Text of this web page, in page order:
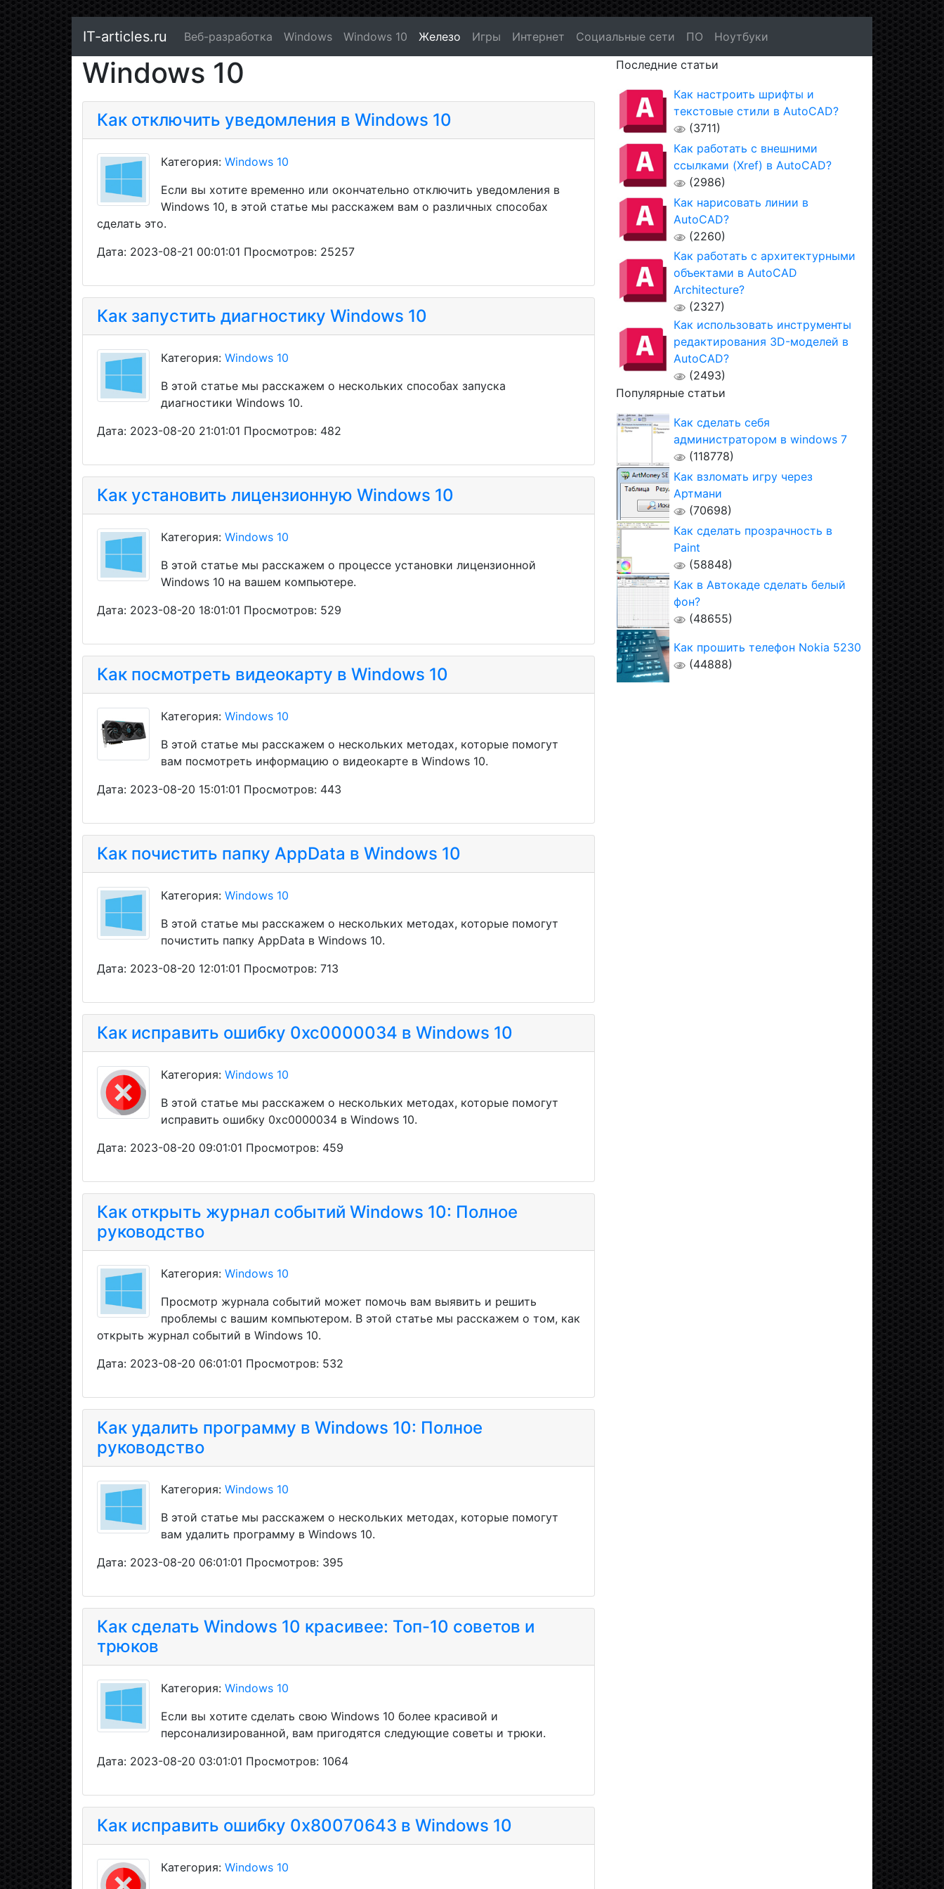
IT-articles.ru Веб-разработка Windows Windows 10 Железо Игры Интернет Социальные сети ПО Ноутбуки
Windows 10
Как отключить уведомления в Windows 10
Категория: Windows 10
Если вы хотите временно или окончательно отключить уведомления в
Windows 10, в этой статье мы расскажем вам о различных способах
сделать это.
Дата: 2023-08-21 00:01:01 Просмотров: 25257
Как запустить диагностику Windows 10
Категория: Windows 10
В этой статье мы расскажем о нескольких способах запуска
диагностики Windows 10.
Дата: 2023-08-20 21:01:01 Просмотров: 482
Как установить лицензионную Windows 10
Категория: Windows 10
В этой статье мы расскажем о процессе установки лицензионной
Windows 10 на вашем компьютере.
Дата: 2023-08-20 18:01:01 Просмотров: 529
Как посмотреть видеокарту в Windows 10
Категория: Windows 10
В этой статье мы расскажем о нескольких методах, которые помогут
вам посмотреть информацию о видеокарте в Windows 10.
Дата: 2023-08-20 15:01:01 Просмотров: 443
Как почистить папку AppData в Windows 10
Категория: Windows 10
В этой статье мы расскажем о нескольких методах, которые помогут
почистить папку AppData в Windows 10.
Дата: 2023-08-20 12:01:01 Просмотров: 713
Как исправить ошибку 0xc0000034 в Windows 10
Категория: Windows 10
В этой статье мы расскажем о нескольких методах, которые помогут
исправить ошибку 0xc0000034 в Windows 10.
Дата: 2023-08-20 09:01:01 Просмотров: 459
Как открыть журнал событий Windows 10: Полное
руководство
Категория: Windows 10
Просмотр журнала событий может помочь вам выявить и решить
проблемы с вашим компьютером. В этой статье мы расскажем о том, как
открыть журнал событий в Windows 10.
Дата: 2023-08-20 06:01:01 Просмотров: 532
Как удалить программу в Windows 10: Полное
руководство
Категория: Windows 10
В этой статье мы расскажем о нескольких методах, которые помогут
вам удалить программу в Windows 10.
Дата: 2023-08-20 06:01:01 Просмотров: 395
Как сделать Windows 10 красивее: Топ-10 советов и
трюков
Категория: Windows 10
Если вы хотите сделать свою Windows 10 более красивой и
персонализированной, вам пригодятся следующие советы и трюки.
Дата: 2023-08-20 03:01:01 Просмотров: 1064
Как исправить ошибку 0x80070643 в Windows 10
Категория: Windows 10
Последние статьи
Как настроить шрифты и
текстовые стили в AutoCAD?
(3711)
Как работать с внешними
ссылками (Xref) в AutoCAD?
(2986)
Как нарисовать линии в
AutoCAD?
(2260)
Как работать с архитектурными
объектами в AutoCAD
Architecture?
(2327)
Как использовать инструменты
редактирования 3D-моделей в
AutoCAD?
(2493)
Популярные статьи
Как сделать себя
администратором в windows 7
(118778)
Как взломать игру через
Артмани
(70698)
Как сделать прозрачность в
Paint
(58848)
Как в Автокаде сделать белый
фон?
(48655)
Как прошить телефон Nokia 5230
(44888)